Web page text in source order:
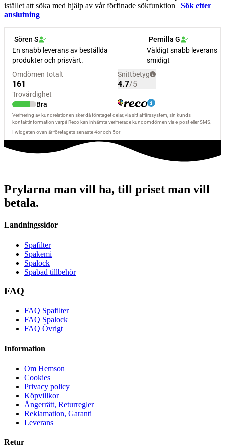
istället att söka med hjälp av vår förfinade sökfunktion | Sök efter
anslutning
Prylarna man vill ha, till priset man vill
betala.
Landningssidor
Spafilter
Spakemi
Spalock
Spabad tillbehör
FAQ
FAQ Spafilter
FAQ Spalock
FAQ Övrigt
Information
Om Hemson
Cookies
Privacy policy
Köpvillkor
Ångerrätt, Returregler
Reklamation, Garanti
Leverans
Retur